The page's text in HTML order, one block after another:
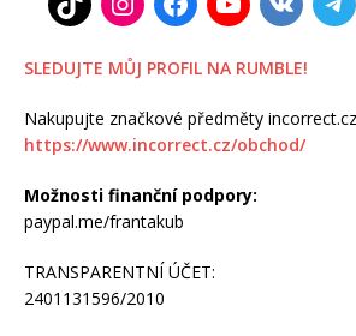
SLEDUJTE MŮJ PROFIL NA RUMBLE!
Nakupujte značkové předměty
https://www.incorrect.cz/obchod/
Možnosti finanční podpory:
paypal.me/frantakub
TRANSPARENTNÍ ÚČET:
2401131596/2010